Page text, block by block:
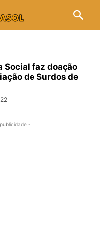
Social faz doação
de Surdos de
-